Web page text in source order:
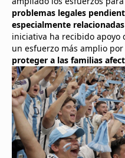
problemas legales
especialmente
iniciativa ha recibido apoyo
un esfuerzo más amplio por
proteger a las familias